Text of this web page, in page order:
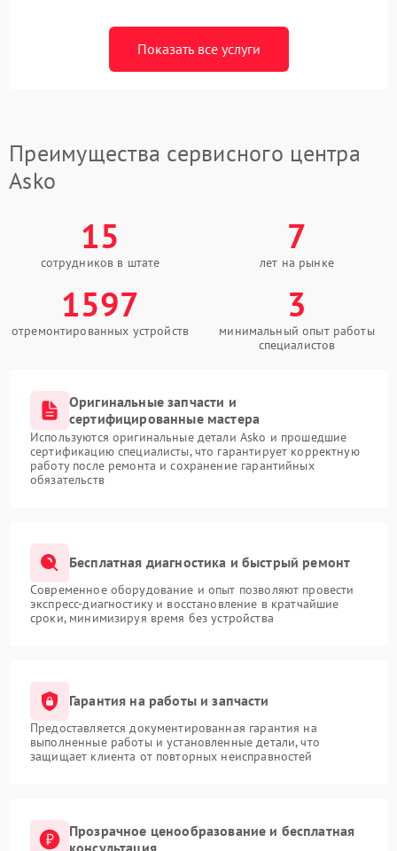
Показать все услуги
Преимущества сервисного центра
Asko
15
сотрудников в штате
7
лет на рынке
1597
отремонтированных устройств
3
минимальный опыт работы
специалистов
Оригинальные запчасти и
сертифицированные мастера
Используются оригинальные детали Asko и прошедшие
сертификацию специалисты, что гарантирует корректную
работу после ремонта и сохранение гарантийных
обязательств
Бесплатная диагностика и быстрый ремонт
Современное оборудование и опыт позволяют провести
экспресс-диагностику и восстановление в кратчайшие
сроки, минимизируя время без устройства
Гарантия на работы и запчасти
Предоставляется документированная гарантия на
выполненные работы и установленные детали, что
защищает клиента от повторных неисправностей
Прозрачное ценообразование и бесплатная
консультация